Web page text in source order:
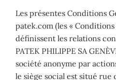
Les présentes Conditions
patek.com (les « Conditions
définissent les relations
PATEK PHILIPPE SA
société anonyme par
le siège social est situé rue